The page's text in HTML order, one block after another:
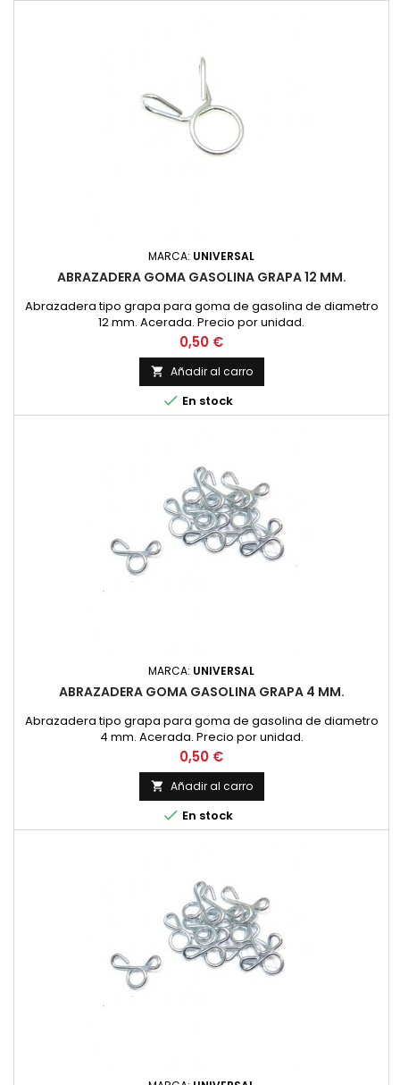
MARCA: UNIVERSAL
ABRAZADERA GOMA GASOLINA GRAPA 12 MM.
Abrazadera tipo grapa para goma de gasolina de diametro
12 mm. Acerada. Precio por unidad.
Precio
0,50 €
 Añadir al carro
 En stock
MARCA: UNIVERSAL
ABRAZADERA GOMA GASOLINA GRAPA 4 MM.
Abrazadera tipo grapa para goma de gasolina de diametro
4 mm. Acerada. Precio por unidad.
Precio
0,50 €
 Añadir al carro
 En stock